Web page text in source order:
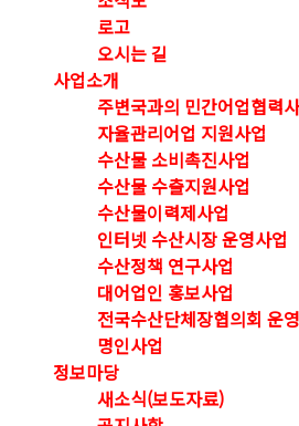
로고
오시는 길
사업소개
주변국과의 민간어업협력
자율관리어업 지원사업
수산물 소비촉진사업
수산물 수출지원사업
수산물이력제사업
인터넷 수산시장 운영사업
수산정책 연구사업
대어업인 홍보사업
전국수산단체장협의회 운영
명인사업
정보마당
새소식(보도자료)